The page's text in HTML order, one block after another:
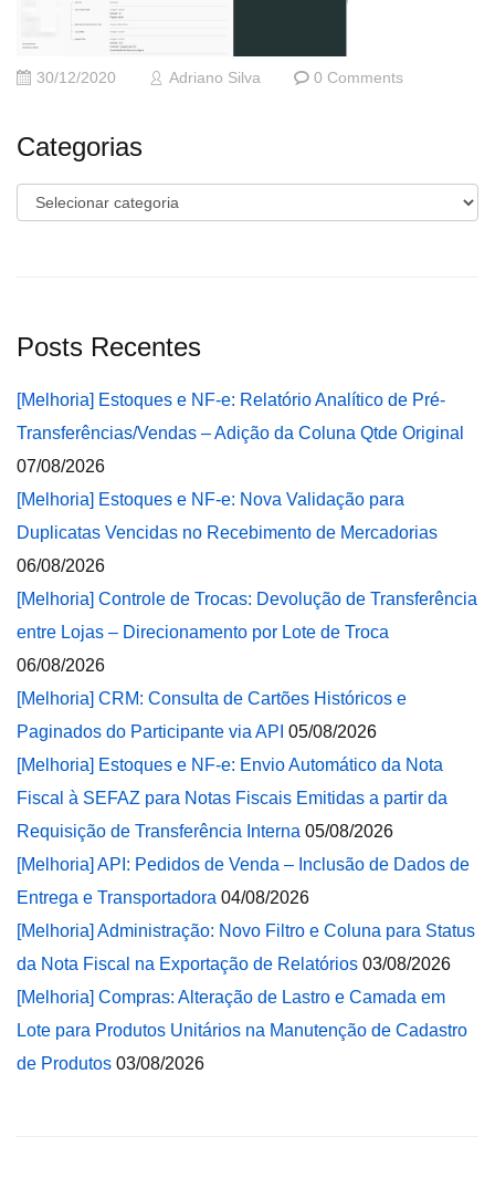
30/12/2020 Adriano Silva 0 Comments
Categorias
Categorias
Posts Recentes
[Melhoria] Estoques e NF-e: Relatório Analítico de Pré-
Transferências/Vendas – Adição da Coluna Qtde Original
07/08/2026
[Melhoria] Estoques e NF-e: Nova Validação para
Duplicatas Vencidas no Recebimento de Mercadorias
06/08/2026
[Melhoria] Controle de Trocas: Devolução de Transferência
entre Lojas – Direcionamento por Lote de Troca
06/08/2026
[Melhoria] CRM: Consulta de Cartões Históricos e
Paginados do Participante via API 05/08/2026
[Melhoria] Estoques e NF-e: Envio Automático da Nota
Fiscal à SEFAZ para Notas Fiscais Emitidas a partir da
Requisição de Transferência Interna 05/08/2026
[Melhoria] API: Pedidos de Venda – Inclusão de Dados de
Entrega e Transportadora 04/08/2026
[Melhoria] Administração: Novo Filtro e Coluna para Status
da Nota Fiscal na Exportação de Relatórios 03/08/2026
[Melhoria] Compras: Alteração de Lastro e Camada em
Lote para Produtos Unitários na Manutenção de Cadastro
de Produtos 03/08/2026